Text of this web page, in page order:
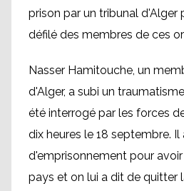
prison par un tribunal d'Alger
défilé des membres de ces
Nasser Hamitouche, un
d'Alger, a subi un
été interrogé par les forces
dix heures le 18 septembre.
d'emprisonnement pour
pays et on lui a dit de quitter